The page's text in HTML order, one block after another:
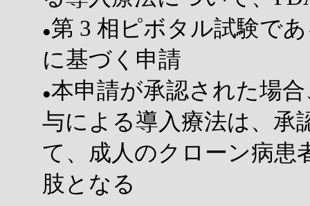
●第 3 相ピボタル試験で
に基づく申請
●本申請が承認された場
与による導入療法は、承
て、成人のクローン病患
肢となる